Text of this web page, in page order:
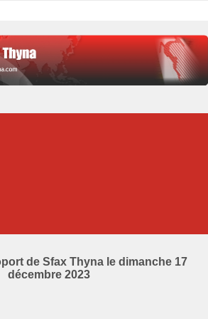
de Sfax Thyna le dimanche 17
décembre 2023